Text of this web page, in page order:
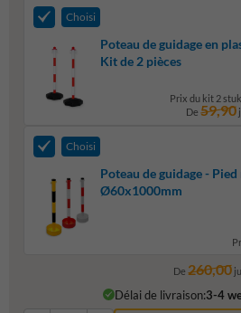
Choisi
Poteau de guidage en
Kit de 2 pièces
Prix du kit 2
De 59,90
Choisi
Poteau de guidage -
Ø60x1000mm
De 260,00
Délai de livraison:3-4